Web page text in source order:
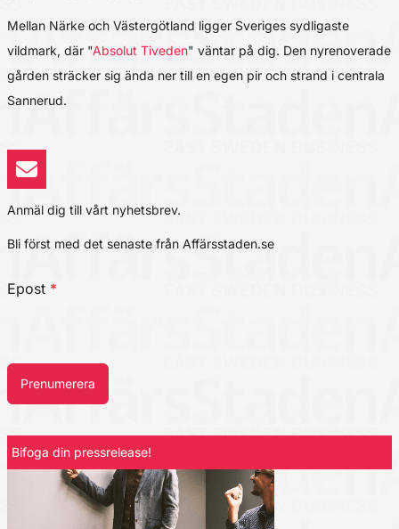
Mellan Närke och Västergötland ligger Sveriges sydligaste
vildmark, där "Absolut Tiveden" väntar på dig. Den nyrenoverade
gården sträcker sig ända ner till en egen pir och strand i centrala
Sannerud.
Anmäl dig till vårt nyhetsbrev.
Bli först med det senaste från Affärsstaden.se
Epost *
Prenumerera
Bifoga din pressrelease!